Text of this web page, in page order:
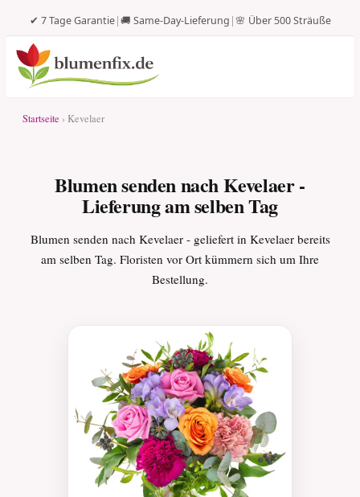
✔ 7 Tage Garantie|🚚 Same-Day-Lieferung |🌸 Über 500 Sträuße
Startseite › Kevelaer
Blumen senden nach Kevelaer -
Lieferung am selben Tag
Blumen senden nach Kevelaer - geliefert in Kevelaer bereits
am selben Tag. Floristen vor Ort kümmern sich um Ihre
Bestellung.